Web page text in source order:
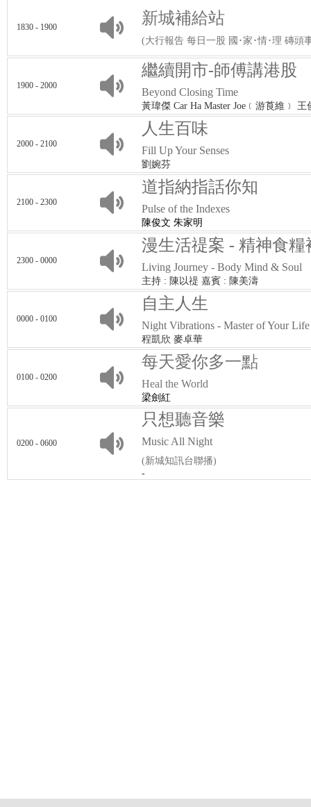
1830 - 1900 新城補給站
(大行報告 每日一股 國･家･情･理 磚頭
1900 - 2000
繼續開市-師傅講港股
Beyond Closing Time
黃瑋傑 Car Ha Master Joe﹝游莨維﹞ 王
2000 - 2100
人生百味
Fill Up Your Senses
劉婉芬
2100 - 2300
道指納指話你知
Pulse of the Indexes
陳俊文 朱家明
2300 - 0000
漫生活禔案 - 精神食糧
Living Journey - Body Mind & Soul
主持 : 陳以禔 嘉賓 : 陳美濤
0000 - 0100
自主人生
Night Vibrations - Master of Your Life
程凱欣 麥卓華
0100 - 0200
每天愛你多一點
Heal the World
梁劍紅
0200 - 0600
只想聽音樂
Music All Night
(新城知訊台聯播)
-